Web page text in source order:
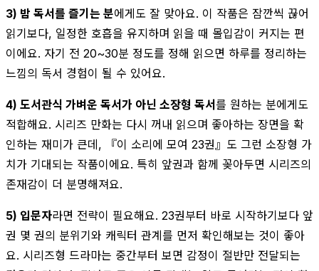
3) 밤 독서를 즐기는 분에게도 잘 맞아요. 이 작품은 잠깐씩 끊어
읽기보다, 일정한 호흡을 유지하며 읽을 때 몰입감이 커지는 편
이에요. 자기 전 20~30분 정도를 정해 읽으면 하루를 정리하는
느낌의 독서 경험이 될 수 있어요.
4) 도서관식 가벼운 독서가 아닌 소장형 독서를 원하는 분에게도
적합해요. 시리즈 만화는 다시 꺼내 읽으며 좋아하는 장면을 확
인하는 재미가 큰데, 『이 소리에 모여 23권』도 그런 소장형 가
치가 기대되는 작품이에요. 특히 앞권과 함께 꽂아두면 시리즈의
존재감이 더 분명해져요.
5) 입문자라면 전략이 필요해요. 23권부터 바로 시작하기보다 앞
권 몇 권의 분위기와 캐릭터 관계를 먼저 확인해보는 것이 좋아
요. 시리즈형 드라마는 중간부터 보면 감정이 절반만 전달되는